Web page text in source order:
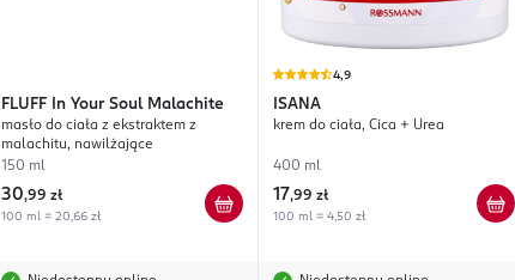
FLUFF In Your Soul Malachite
masło do ciała z ekstraktem z
malachitu, nawilżające
150 ml
30,99 zł
100 ml = 20,66 zł
4,9
ISANA
krem do ciała, Cica + Urea
400 ml
17,99 zł
100 ml = 4,50 zł